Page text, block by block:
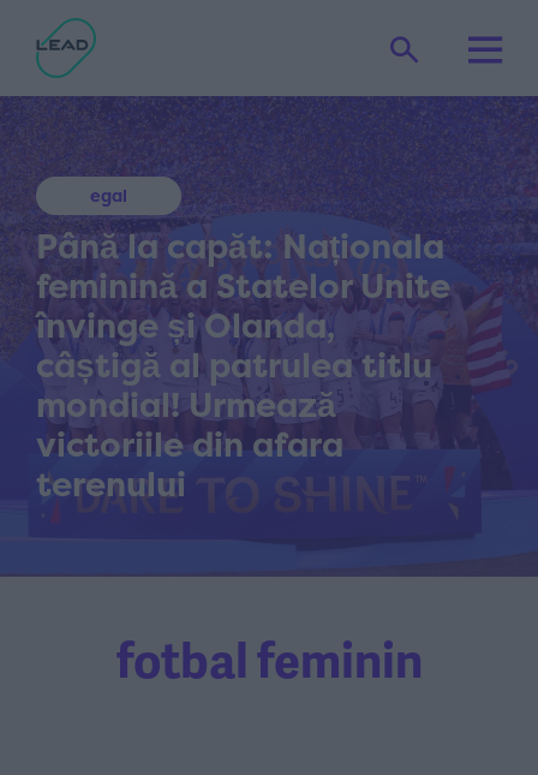
fotbal feminin
egal
Până la capăt: Naționala
feminină a Statelor Unite
învinge și Olanda,
câștigă al patrulea titlu
mondial! Urmează
victoriile din afara
terenului